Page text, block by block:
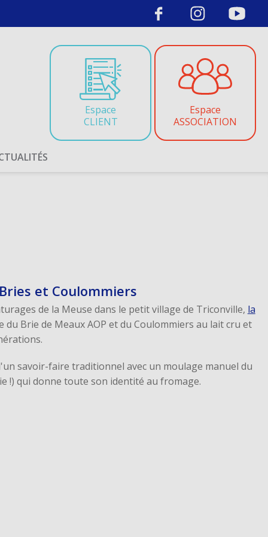
DÉCOUVRIR
RETROUVEZ TOUTES LES
INFORMATIONS UTILES
Espace
CLIENT
Espace
ASSOCIATION
et Coulommiers
de la Meuse dans le petit village de Triconville, la
du Brie de Meaux AOP et du Coulommiers au lait cru et
savoir-faire traditionnel avec un moulage manuel du
!) qui donne toute son identité au fromage.